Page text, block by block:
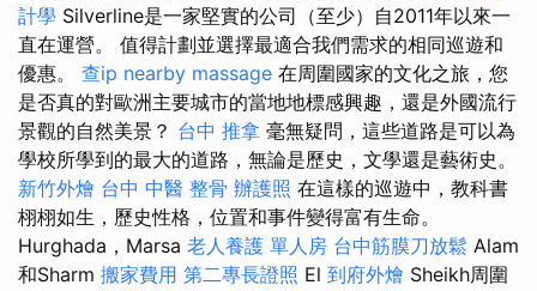
計學 Silverline是一家堅實的公司（至少）自2011年以來一
直在運營。 值得計劃並選擇最適合我們需求的相同巡遊和
優惠。 查ip nearby massage 在周圍國家的文化之旅，您
是否真的對歐洲主要城市的當地地標感興趣，還是外國流行
景觀的自然美景？ 台中 推拿 毫無疑問，這些道路是可以為
學校所學到的最大的道路，無論是歷史，文學還是藝術史。
新竹外燴 台中 中醫 整骨 辦護照 在這樣的巡遊中，教科書
栩栩如生，歷史性格，位置和事件變得富有生命。
Hurghada，Marsa 老人養護 單人房 台中筋膜刀放鬆 Alam
和Sharm 搬家費用 第二專長證照 El 到府外燴 Sheikh周圍